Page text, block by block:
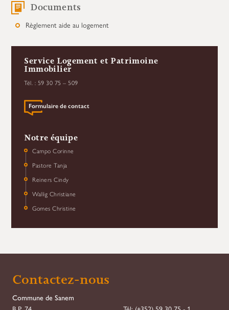
Documents
Règlement aide au logement
Service Logement et Patrimoine
Immobilier
Tél. : 59 30 75 – 509
Formulaire de contact
Notre équipe
Campo Corinne
Pastore Tanja
Reiners Cindy
Wallig Christiane
Gomes Christine
Contactez-nous
Commune de Sanem